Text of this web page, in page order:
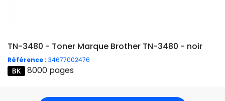
TN-3480 - Toner Marque Brother TN-3480 - noir
Référence : 34677002476
8000 pages